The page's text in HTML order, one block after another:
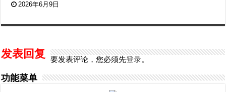
2026年6月9日
发表回复 要发表评论，您必须先登录。
功能菜单